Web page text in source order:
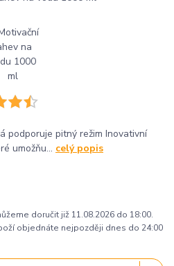
podporuje pitný režim Inovativní
umožňu... celý popis
doručit již 11.08.2026 do 18:00.
objednáte nejpozději dnes do 24:00